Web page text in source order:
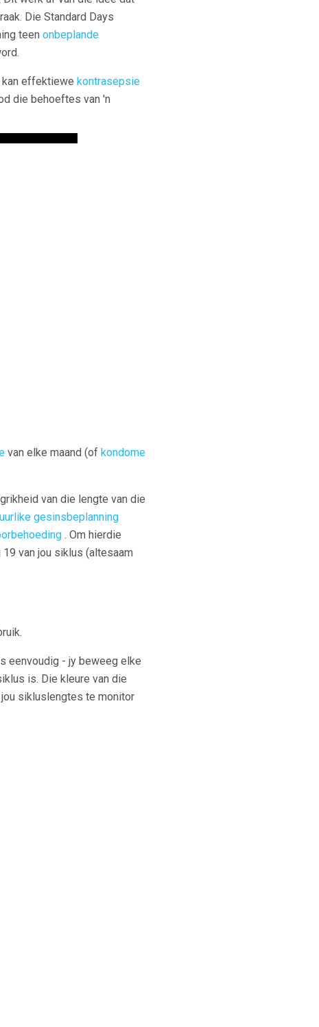
Die Standard Days
teen onbeplande
effektiewe kontrasepsie
die behoeftes van 'n
van elke maand (of kondome
van die lengte van die
gesinsbeplanning
. Om hierdie
van jou siklus (altesaam
eenvoudig - jy beweeg elke
is. Die kleure van die
sikluslengtes te monitor